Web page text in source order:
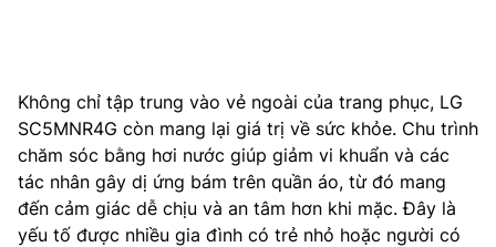
Không chỉ tập trung vào vẻ ngoài của trang phục, LG
SC5MNR4G còn mang lại giá trị về sức khỏe. Chu trình
chăm sóc bằng hơi nước giúp giảm vi khuẩn và các
tác nhân gây dị ứng bám trên quần áo, từ đó mang
đến cảm giác dễ chịu và an tâm hơn khi mặc. Đây là
yếu tố được nhiều gia đình có trẻ nhỏ hoặc người có